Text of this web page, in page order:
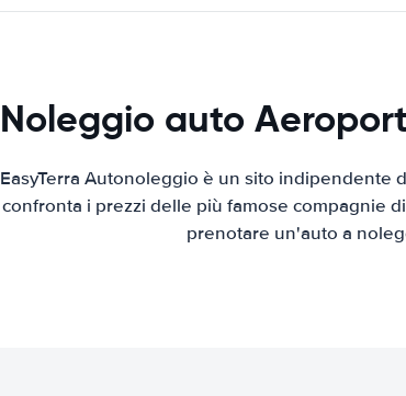
Noleggio auto
EasyTerra Autonoleggio è un sito indipendente
confronta i prezzi delle più famose compagnie
prenotare un'auto a